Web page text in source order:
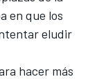
en que los
eludir
hacer más